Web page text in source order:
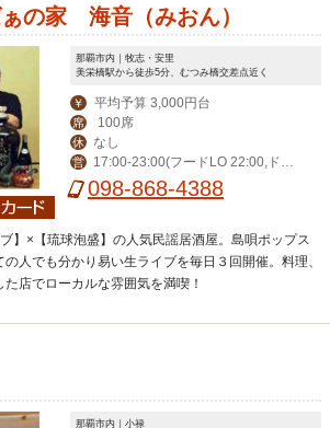
の家 海音（みおん）
那覇市内｜牧志・安里
美栄橋駅から徒歩5分、むつみ橋交差点近く
￥ 平均予算 3,000円台
席 100席
休 なし
営
17:00-23:00(フードLO 22:00,ドリ
ンクLO 22:30)※夏季は30分延長
098-868-4388
】×【琉球泡盛】の人気民謡居酒屋。島唄ポップス
人でも分かり易い生ライブを毎日３回開催。料理、
店でローカルな雰囲気を満喫！
那覇市内｜小禄